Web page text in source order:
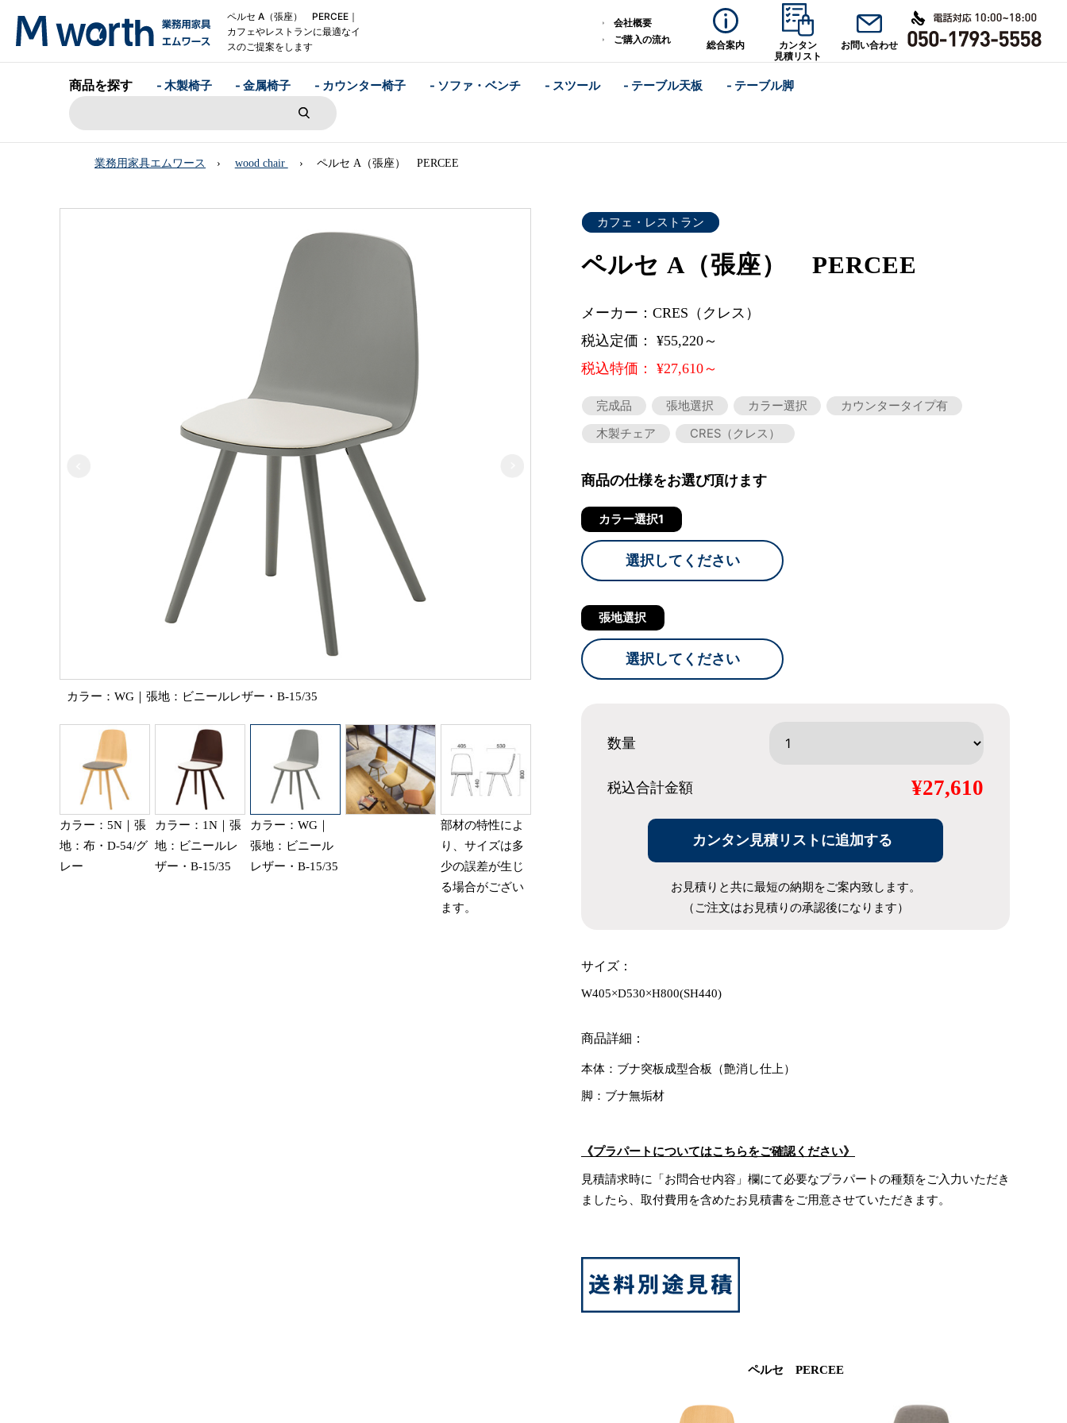
ペルセ A（張座） PERCEE｜
カフェやレストランに最適なイ
スのご提案をします
会社概要
ご購入の流れ
総合案内
カンタン
見積リスト
お問い合わせ
商品を探す - 木製椅子 - 金属椅子 - カウンター椅子 - ソファ・ベンチ - スツール - テーブル天板 - テーブル脚
業務用家具エムワース wood chair ペルセ A（張座） PERCEE
カラー：WG｜張地：ビニールレザー・B-15/35
カラー：5N｜張
地：布・D-54/グ
レー
カラー：1N｜張
地：ビニールレ
ザー・B-15/35
カラー：WG｜
張地：ビニール
レザー・B-15/35
部材の特性によ
り、サイズは多
少の誤差が生じ
る場合がござい
ます。
カフェ・レストラン
ペルセ A（張座） PERCEE
メーカー：CRES（クレス）
税込定価： ¥55,220～
税込特価： ¥27,610～
完成品 張地選択 カラー選択
カウンタータイプ有
木製チェア
CRES（クレス）
商品の仕様をお選び頂けます
カラー選択1
選択してください
張地選択
選択してください
数量
税込合計金額 ¥27,610
カンタン見積リストに追加する
お見積りと共に最短の納期をご案内致します。
（ご注文はお見積りの承認後になります）
サイズ：
W405×D530×H800(SH440)
商品詳細：
本体：ブナ突板成型合板（艶消し仕上）
脚：ブナ無垢材
《プラパートについてはこちらをご確認ください》
見積請求時に「お問合せ内容」欄にて必要なプラパートの種類をご入力いただき
ましたら、取付費用を含めたお見積書をご用意させていただきます。
ペルセ PERCEE